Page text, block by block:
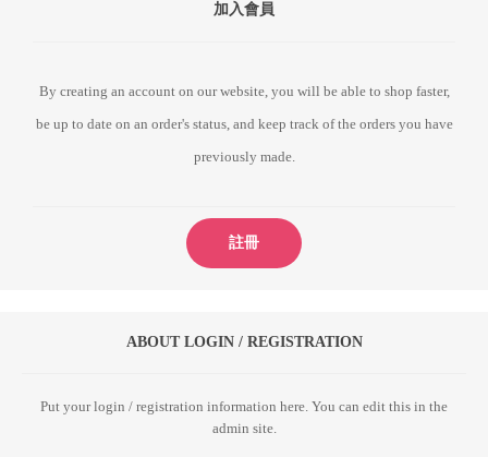
加入會員
By creating an account on our website, you will be able to shop faster,
be up to date on an order's status, and keep track of the orders you have
previously made.
註冊
ABOUT LOGIN / REGISTRATION
Put your login / registration information here. You can edit this in the
admin site.